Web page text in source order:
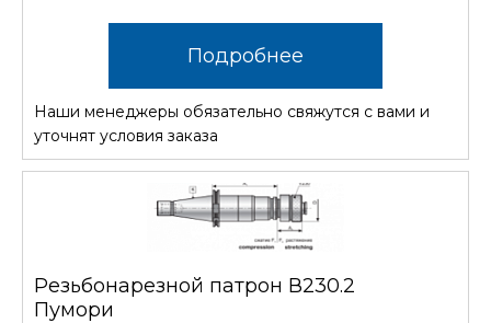
Подробнее
Наши менеджеры обязательно свяжутся с вами и
уточнят условия заказа
Резьбонарезной патрон В230.2
Пумори